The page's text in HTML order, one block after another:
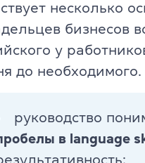
English
iBT
несколько
бизнесов
у
до необходимого.
руководство
в language